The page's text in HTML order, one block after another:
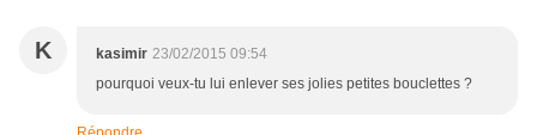
K kasimir 23/02/2015 09:54
pourquoi veux-tu lui enlever ses jolies petites bouclettes ?